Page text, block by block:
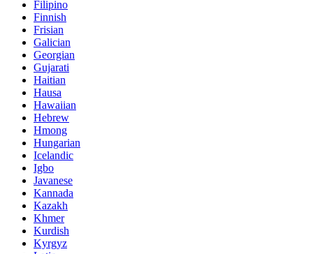
Filipino
Finnish
Frisian
Galician
Georgian
Gujarati
Haitian
Hausa
Hawaiian
Hebrew
Hmong
Hungarian
Icelandic
Igbo
Javanese
Kannada
Kazakh
Khmer
Kurdish
Kyrgyz